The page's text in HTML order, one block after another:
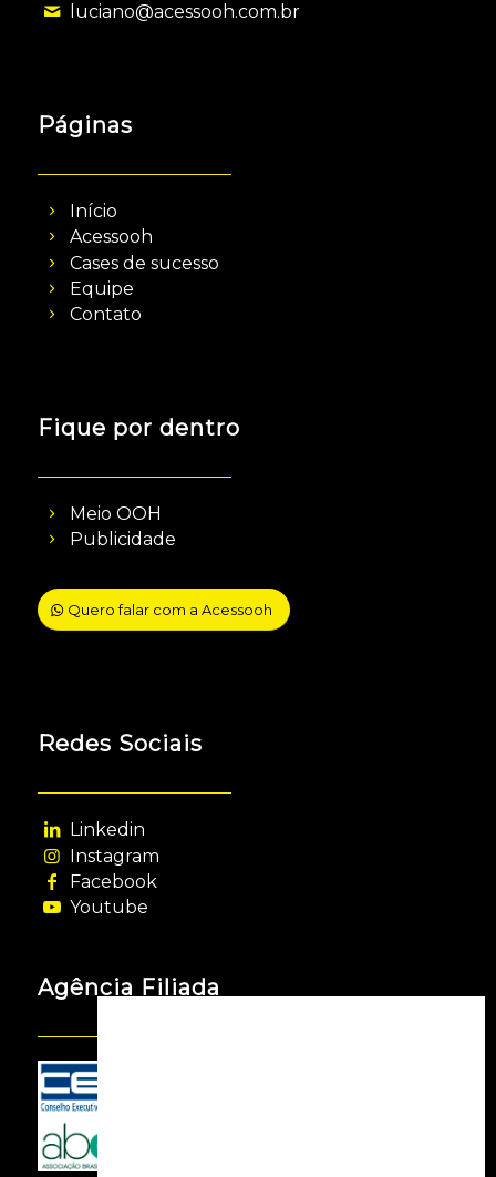
luciano@acessooh.com.br
Páginas
Início
Acessooh
Cases de sucesso
Equipe
Contato
Fique por dentro
Meio OOH
Publicidade
Quero falar com a Acessooh
Redes Sociais
Linkedin
Instagram
Facebook
Youtube
Agência Filiada